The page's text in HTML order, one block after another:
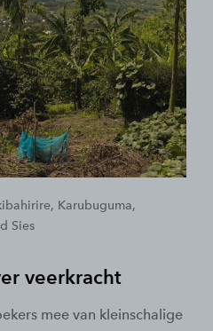
Karubuguma,
Sies
veerkracht
mee van kleinschalige